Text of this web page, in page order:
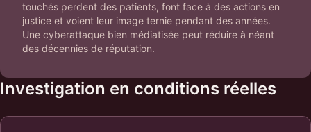
touchés perdent des patients, font face à des actions en
justice et voient leur image ternie pendant des années.
Une cyberattaque bien médiatisée peut réduire à néant
des décennies de réputation.
Investigation en conditions réelles